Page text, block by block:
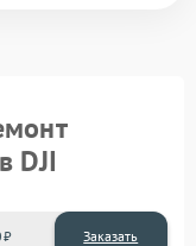
DJI
Заказать